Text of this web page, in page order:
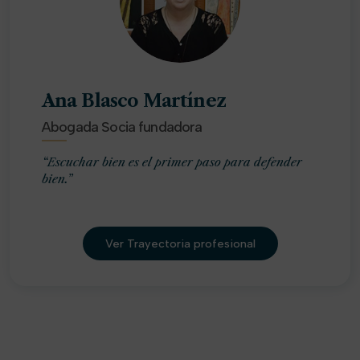
Ana Blasco Martínez
Abogada Socia fundadora
“Escuchar bien es el primer paso para defender
bien.”
Ver Trayectoria profesional